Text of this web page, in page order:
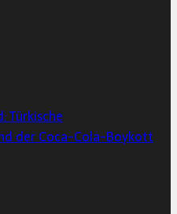
Türkische
der Coca-Cola-Boykott